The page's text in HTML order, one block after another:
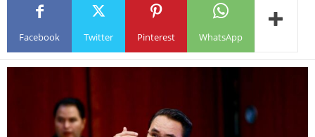
Facebook Twitter Pinterest WhatsApp